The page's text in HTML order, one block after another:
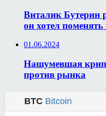
Виталик Бутерин
он хотел
01.06.2024
Нашумевшая
против рынка